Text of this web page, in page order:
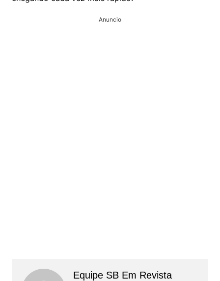
Anuncio
Equipe SB Em Revista